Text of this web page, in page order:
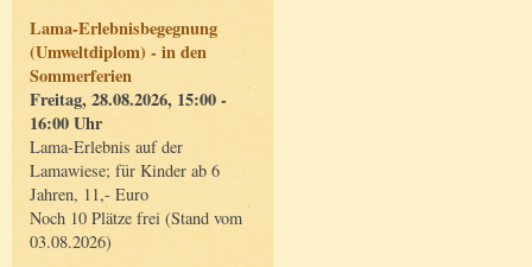
Lama-Erlebnisbegegnung
(Umweltdiplom) - in den
Sommerferien
Freitag, 28.08.2026, 15:00 -
16:00 Uhr
Lama-Erlebnis auf der
Lamawiese; für Kinder ab 6
Jahren, 11,- Euro
Noch 10 Plätze frei (Stand vom
03.08.2026)